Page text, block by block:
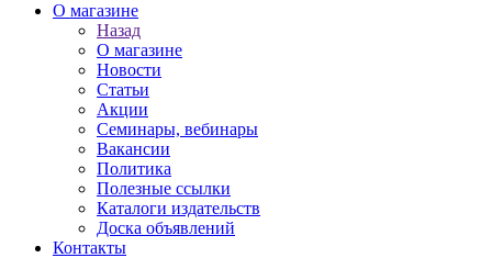
О магазине
Назад
О магазине
Новости
Статьи
Акции
Семинары, вебинары
Вакансии
Политика
Полезные ссылки
Каталоги издательств
Доска объявлений
Контакты